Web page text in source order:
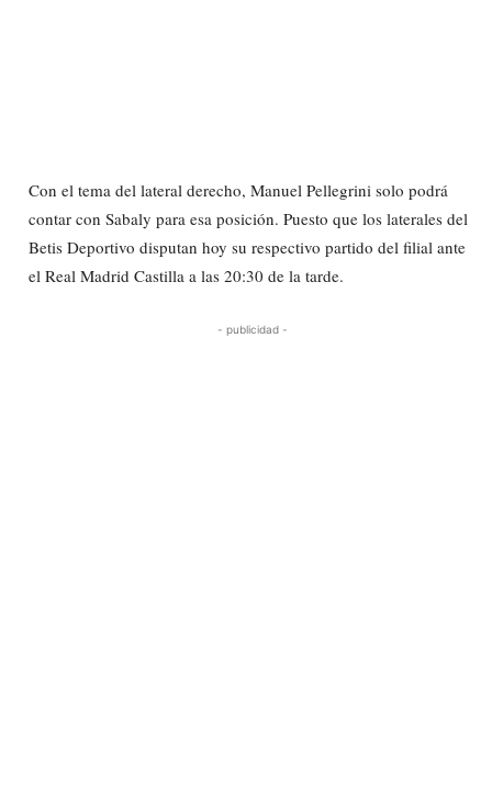
Con el tema del lateral derecho, Manuel Pellegrini solo podrá
contar con Sabaly para esa posición. Puesto que los laterales del
Betis Deportivo disputan hoy su respectivo partido del filial ante
el Real Madrid Castilla a las 20:30 de la tarde.
- publicidad -